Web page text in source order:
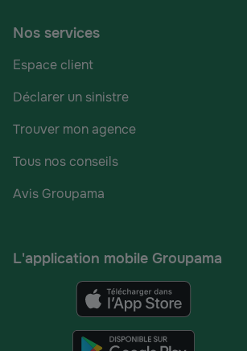
Nos services
Espace client
Déclarer un sinistre
Trouver mon agence
Tous nos conseils
Avis Groupama
L'application mobile Groupama